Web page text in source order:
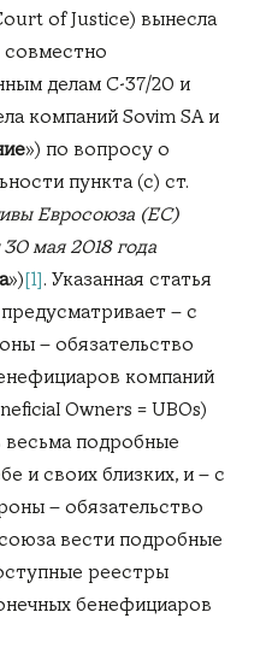
of Justice) вынесла
делам С-37/20 и
компаний Sovim SA и
») по вопросу о
пункта (с) ст.
Евросоюза (ЕС)
мая 2018 года
»)[1]. Указанная статья
– с
– обязательство
компаний
Owners = UBOs)
весьма подробные
и своих близких, и – с
– обязательство
вести подробные
реестры
бенефициаров